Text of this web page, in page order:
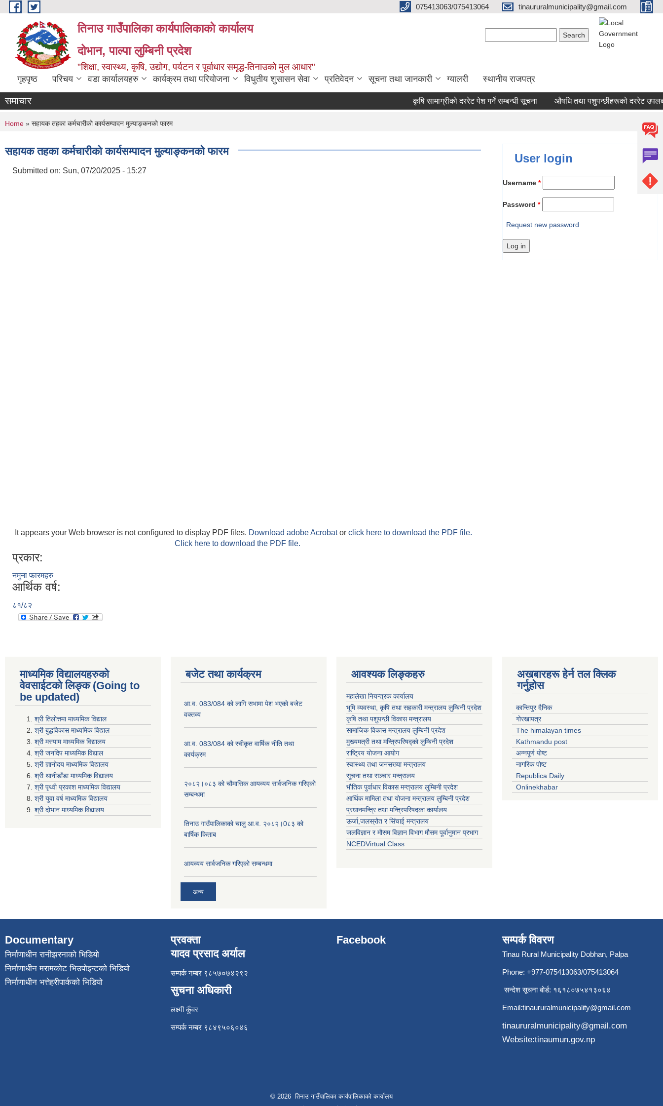
Skip to main content 075413063/075413064 tinaururalmunicipality@gmail.com
तिनाउ गाउँपालिका कार्यपालिकाकाे कार्यालय
दोभान, पाल्पा लुम्बिनी प्रदेश
"शिक्षा, स्वास्थ्य, कृषि, उद्योग, पर्यटन र पूर्वाधार समृद्ध-तिनाउको मुल आधार"
गृहपृष्ठ परिचय वडा कार्यालयहरु कार्यक्रम तथा परियोजना विधुतीय शुसासन सेवा प्रतिवेदन सूचना तथा जानकारी ग्यालरी स्थानीय राजपत्र
समाचार कृषि सामाग्रीको दररेट पेश गर्ने सम्बन्धी सूचना औषधि तथा पशुपन्छीहरूको दररेट उपलब्ध
You are here
Home » सहायक तहका कर्मचारीको कार्यसम्पादन मुल्याङ्कनको फारम
सहायक तहका कर्मचारीको कार्यसम्पादन मुल्याङ्कनको फारम
Submitted on: Sun, 07/20/2025 - 15:27
It appears your Web browser is not configured to display PDF files. Download adobe Acrobator click here to download the PDF file.
Click here to download the PDF file.
प्रकार:
नमुना फारमहरु
आर्थिक वर्ष:
८१/८२
User login
Username *
Password *
Request new password
माध्यमिक विद्यालयहरुकाे
वेवसाईटको लिङ्क (Going to
be updated)
श्री तिलाेत्तमा माध्यमिक विद्याल
श्री बुद्धविकास माध्यमिक विद्याल
श्री मस्याम माध्यमिक विद्यालय
श्री जनदिप माध्यमिक विद्याल
श्री ज्ञानोदय माध्यमिक विद्यालय
श्री थानीडाँडा माध्यमिक विद्यालय
श्री पृथ्वी प्रकाश माध्यमिक विद्यालय
श्री युवा वर्ष माध्यमिक विद्यालय
श्री दोभान माध्यमिक विद्यालय
बजेट तथा कार्यक्रम
आ.व. 083/084 को लागि सभामा पेश भएको बजेट
वक्तव्य
आ.व. 083/084 को स्वीकृत वार्षिक नीति तथा
कार्यक्रम
२०८२।०८३ को चौमासिक आयव्यय सार्वजनिक गरिएको
सम्बन्धमा
तिनाउ गाउँपालिकाको चालु आ.व. २०८२।0८३ को
बार्षिक किताब
आयव्यय सार्वजनिक गरिएको सम्बन्धमा
अन्य
आवश्यक लिङ्कहरु
महालेखा नियन्त्रक कार्यालय
भूमि व्यवस्था, कृषि तथा सहकारी मन्त्रालय लुम्बिनी प्रदेश
कृषि तथा पशुपन्छी विकास मन्त्रालय
सामाजिक विकास मन्त्रालय लुम्बिनी प्रदेश
मुख्यमत्री तथा मन्त्रिपरिषद्काे लुम्बिनी प्रदेश
राष्ट्रिय योजना आयोग
स्वास्थ्य तथा जनसख्या मन्त्रालय
सूचना तथा सञ्चार मन्त्रालय
भाैतिक पुर्वाधार विकास मन्त्रालय लुम्बिनी प्रदेश
आर्थिक मामिला तथा योजना मन्त्रालय लुम्बिनी प्रदेश
प्रधानमन्त्रि तथा मन्त्रिपरिषदका कार्यालय
ऊर्जा,जलस्रोत र सिंचाई मन्त्रालय
जलविज्ञान र मौसम विज्ञान विभाग मौसम पूर्वानुमान प्रभाग
NCEDVirtual Class
अखबारहरू हेर्न तल क्लिक
गर्नुहोस
कान्तिपुर दैनिक
गोरखापत्र
The himalayan times
Kathmandu post
अन्नपूर्ण पोष्ट
नागरिक पोष्ट
Republica Daily
Onlinekhabar
Documentary
निर्माणाधीन रानीझरनाको भिडियो
निर्माणाधीन मरामकोट भिउपोइन्टको भिडियो
निर्माणाधीन भत्तेहरीपार्कको भिडियो
प्रवक्ता
यादव प्रसाद अर्याल
सम्पर्क नम्बर ९८५७०७४२९२
सुचना अधिकारी
लक्ष्मी कुँवर
सम्पर्क नम्बर ९८४९५०६०४६
Facebook सम्पर्क विवरण
Tinau Rural Municipality Dobhan, Palpa
Phone: +977-075413063/075413064
सन्देश सूचना बोर्ड: १६१८०७५४१३०६४
Email:tinaururalmunicipality@gmail.com
tinaururalmunicipality@gmail.com
Website:tinaumun.gov.np
© 2026 तिनाउ गाउँपालिका कार्यपालिकाकाे कार्यालय